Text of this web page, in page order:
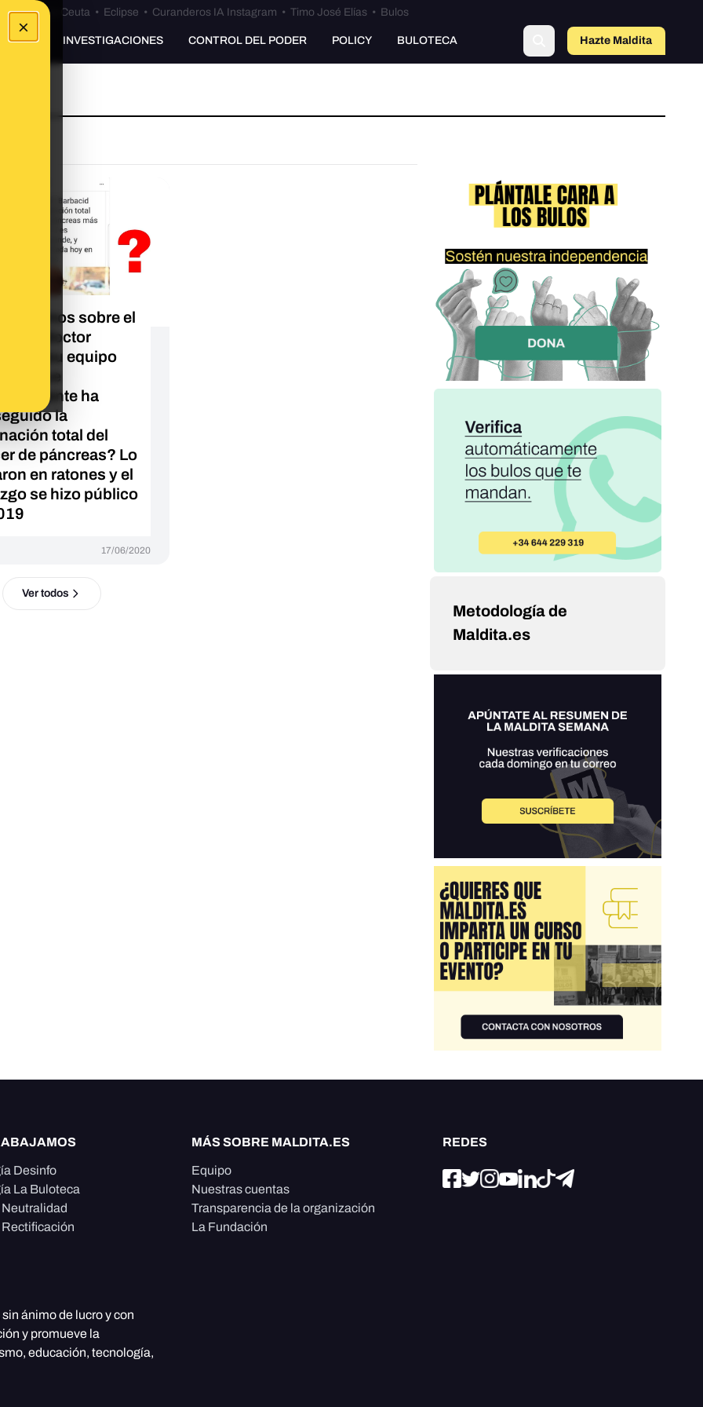
×
•Bulos Ceuta • Eclipse • Curanderos IA Instagram • Timo José Elías • Bulos
INVESTIGACIONES CONTROL DEL PODER POLICY BULOTECA Hazte Maldita
sabemos sobre el
del doctor
y su equipo
que
ha
la
total del
de páncreas? Lo
en ratones y el
se hizo público
17/06/2020
Ver todos
Metodología de
Maldita.es
Desinfo
La Buloteca
MÁS SOBRE MALDITA.ES
Equipo
Nuestras cuentas
Transparencia de la organización
La Fundación
REDES
sin ánimo de lucro y con
y promueve la
educación, tecnología,